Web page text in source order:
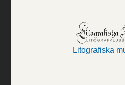
Litografiska